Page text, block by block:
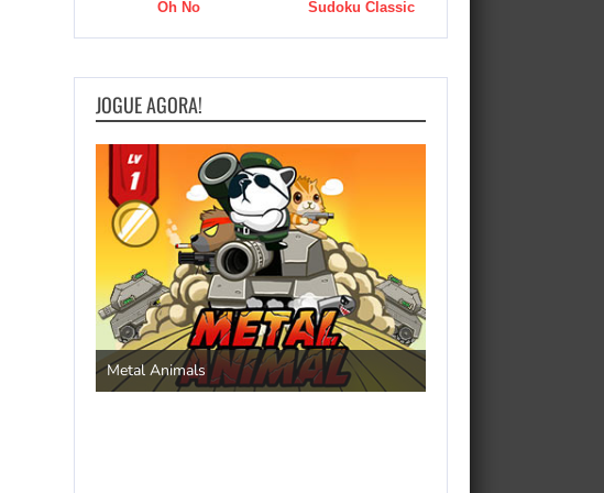
Oh No Sudoku Classic
JOGUE AGORA!
Metal Animals